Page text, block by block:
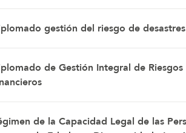
gestión del riesgo de desastres
de Gestión Integral de Riesgos
de la Capacidad Legal de las